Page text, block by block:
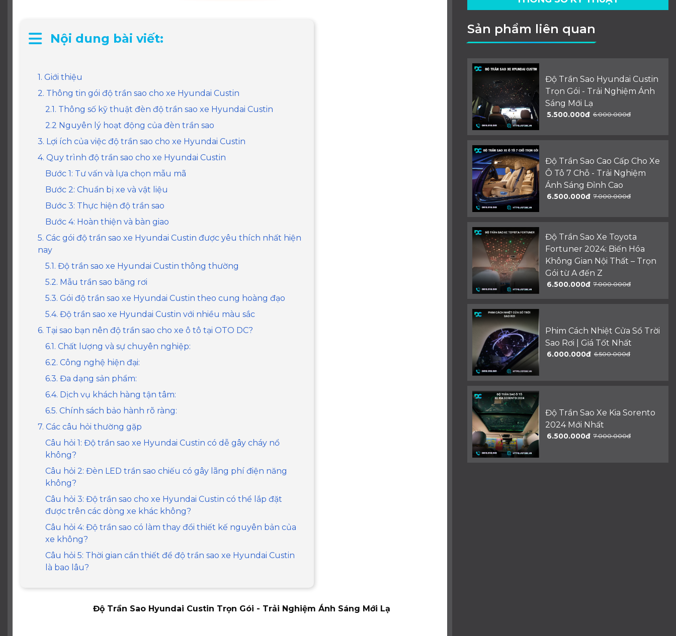
Nội dung bài viết:
1. Giới thiệu
2. Thông tin gói độ trần sao cho xe Hyundai Custin
2.1. Thông số kỹ thuật đèn độ trần sao xe Hyundai Custin
2.2 Nguyên lý hoạt động của đèn trần sao
3. Lợi ích của việc độ trần sao cho xe Hyundai Custin
4. Quy trình độ trần sao cho xe Hyundai Custin
Bước 1: Tư vấn và lựa chọn mẫu mã
Bước 2: Chuẩn bị xe và vật liệu
Bước 3: Thực hiện độ trần sao
Bước 4: Hoàn thiện và bàn giao
5. Các gói độ trần sao xe Hyundai Custin được yêu thích nhất hiện
nay
5.1. Độ trần sao xe Hyundai Custin thông thường
5.2. Mẫu trần sao băng rơi
5.3. Gói độ trần sao xe Hyundai Custin theo cung hoàng đạo
5.4. Độ trần sao xe Hyundai Custin với nhiều màu sắc
6. Tại sao bạn nên độ trần sao cho xe ô tô tại OTO DC?
6.1. Chất lượng và sự chuyên nghiệp:
6.2. Công nghệ hiện đại:
6.3. Đa dạng sản phẩm:
6.4. Dịch vụ khách hàng tận tâm:
6.5. Chính sách bảo hành rõ ràng:
7. Các câu hỏi thường gặp
Câu hỏi 1: Độ trần sao xe Hyundai Custin có dễ gây cháy nổ
không?
Câu hỏi 2: Đèn LED trần sao chiếu có gây lãng phí điện năng
không?
Câu hỏi 3: Độ trần sao cho xe Hyundai Custin có thể lắp đặt
được trên các dòng xe khác không?
Câu hỏi 4: Độ trần sao có làm thay đổi thiết kế nguyên bản của
xe không?
Câu hỏi 5: Thời gian cần thiết để độ trần sao xe Hyundai Custin
là bao lâu?
Độ Trần Sao Hyundai Custin Trọn Gói - Trải Nghiệm Ánh Sáng Mới Lạ
Sản phẩm liên quan
Độ Trần Sao Hyundai Custin
Trọn Gói - Trải Nghiệm Ánh
Sáng Mới Lạ
5.500.000đ 6.000.000đ
Độ Trần Sao Cao Cấp Cho Xe
Ô Tô 7 Chỗ - Trải Nghiệm
Ánh Sáng Đỉnh Cao
6.500.000đ 7.000.000đ
Độ Trần Sao Xe Toyota
Fortuner 2024: Biến Hóa
Không Gian Nội Thất – Trọn
Gói từ A đến Z
6.500.000đ 7.000.000đ
Phim Cách Nhiệt Cửa Sổ Trời
Sao Rơi | Giá Tốt Nhất
6.000.000đ 6.500.000đ
Độ Trần Sao Xe Kia Sorento
2024 Mới Nhất
6.500.000đ 7.000.000đ